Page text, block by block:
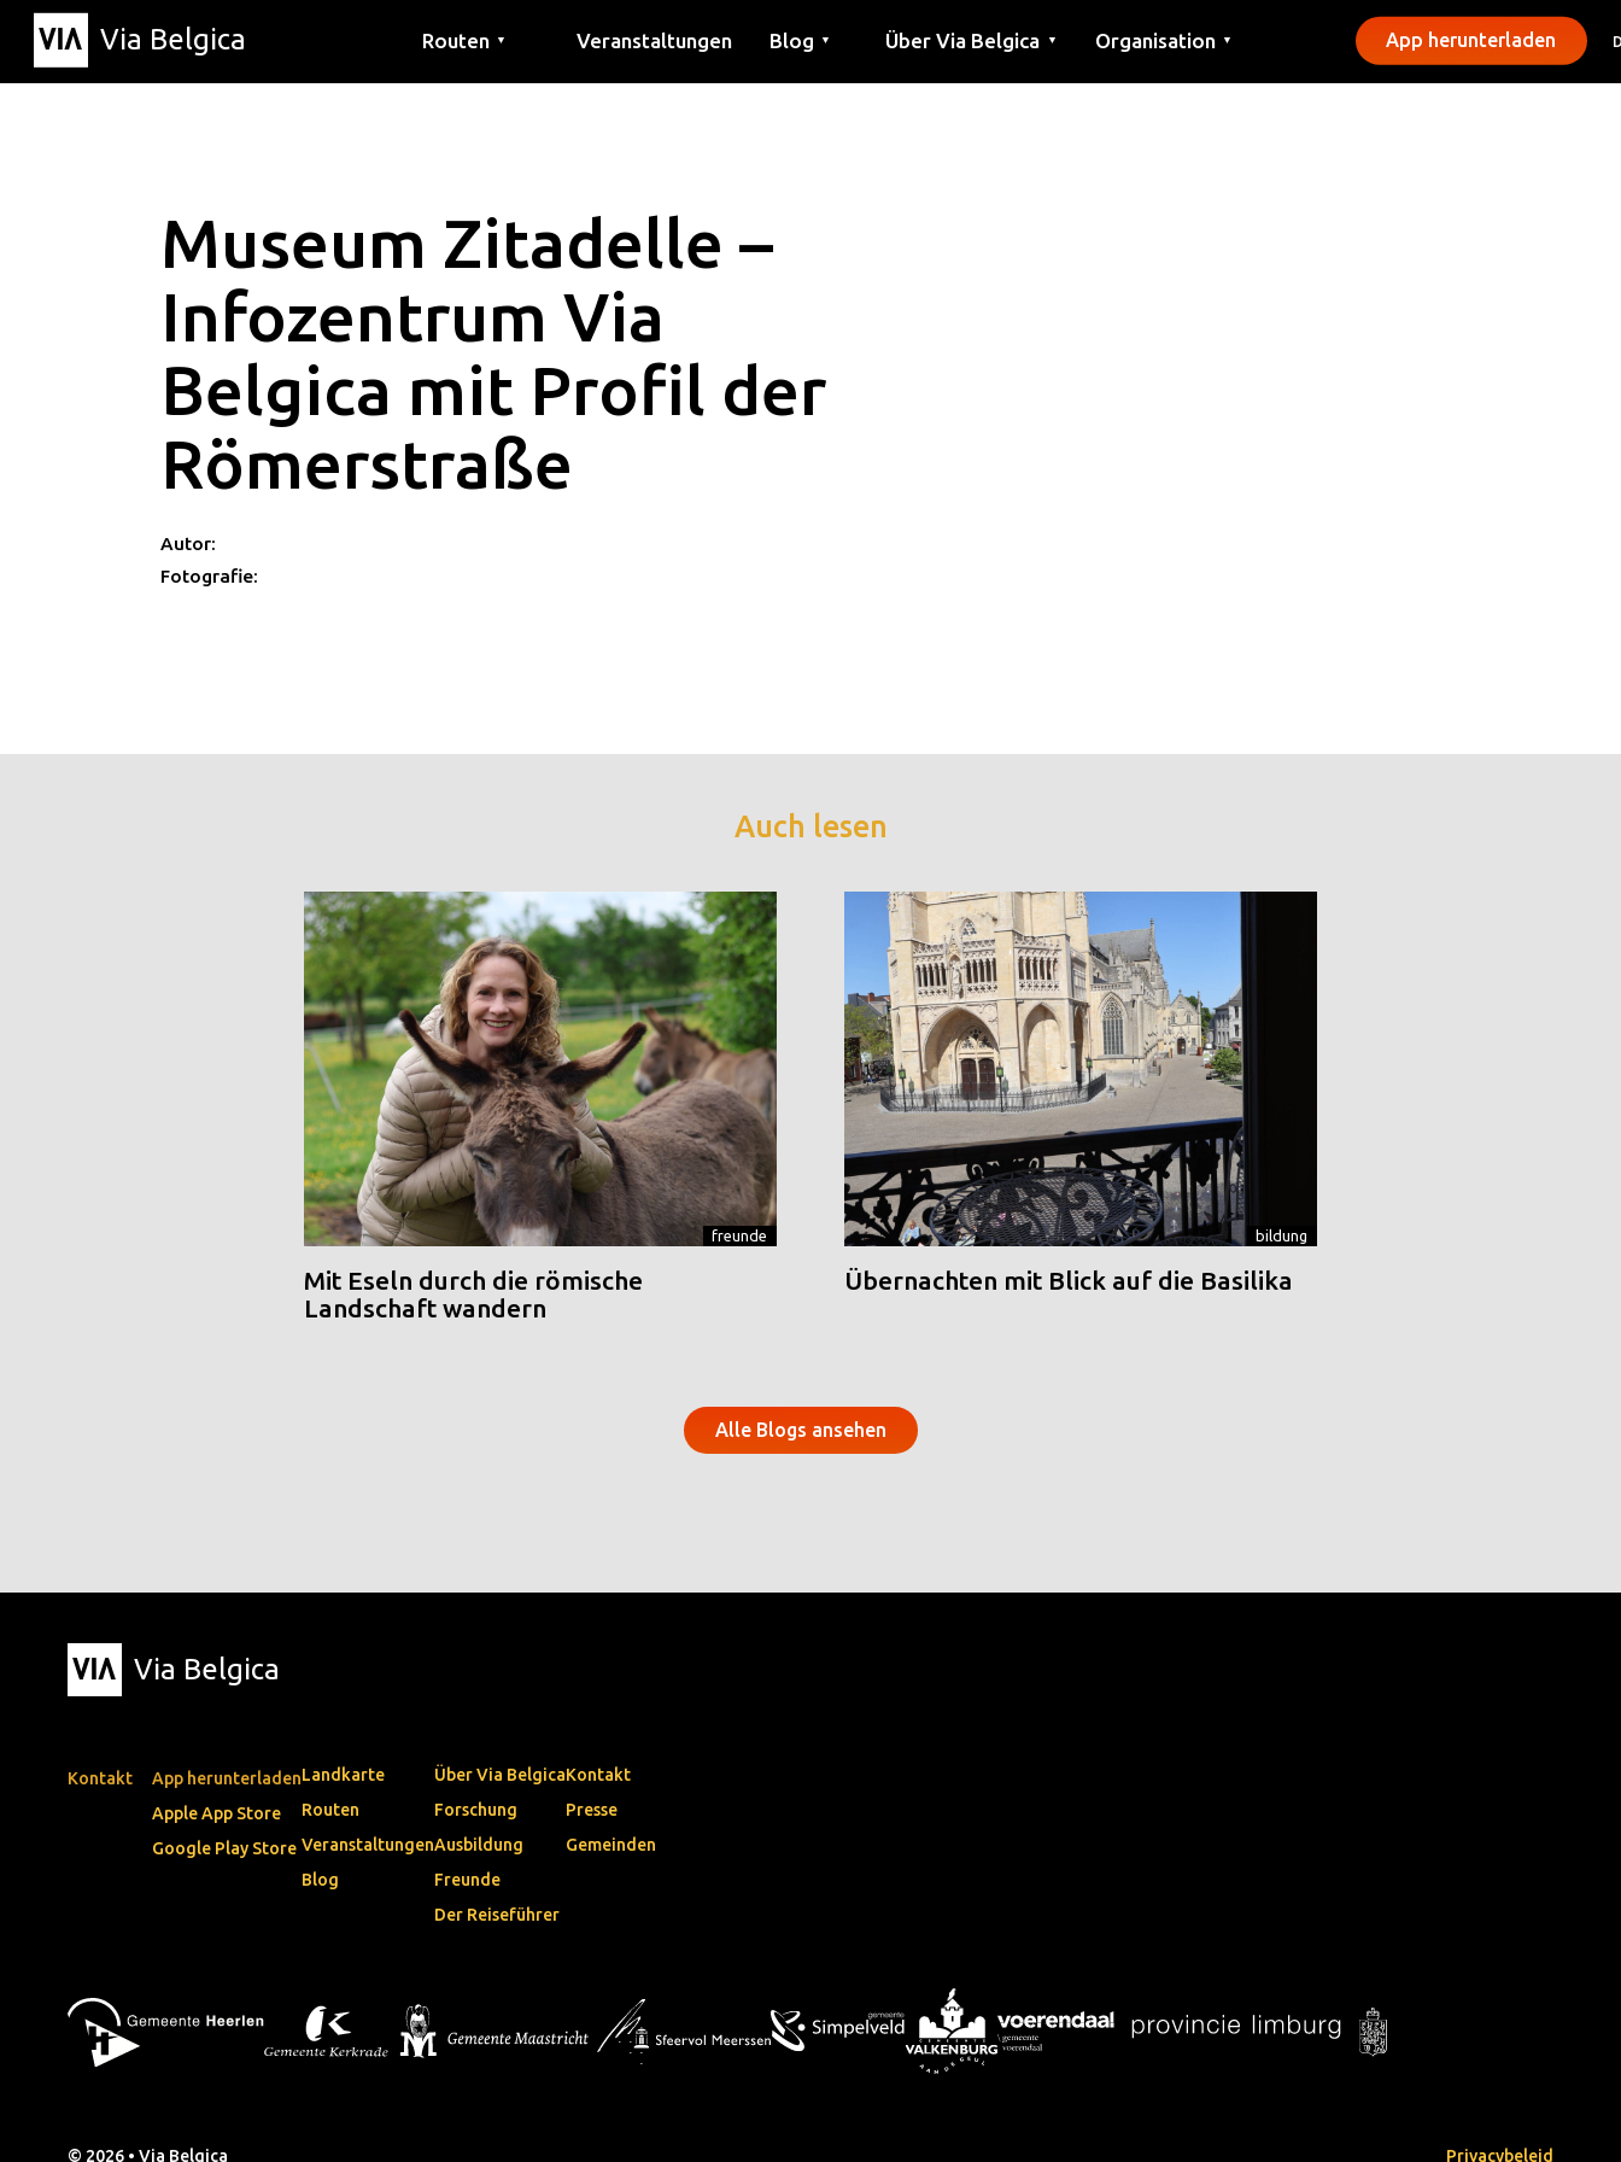
Via Belgica Routen ▼ Veranstaltungen Blog ▼ Über Via Belgica ▼ Organisation ▼ App herunterladen
Museum Zitadelle –
Infozentrum Via
Belgica mit Profil der
Römerstraße
Autor:
Fotografie:
Auch lesen
freunde
Mit Eseln durch die römische
Landschaft wandern
bildung
Übernachten mit Blick auf die Basilika
Alle Blogs ansehen
Via Belgica
Kontakt
App herunterladen
Apple App Store
Google Play Store
Landkarte
Routen
Veranstaltungen
Blog
Über Via Belgica
Forschung
Ausbildung
Freunde
Der Reiseführer
Kontakt
Presse
Gemeinden
© 2026 • Via Belgica Privacybeleid